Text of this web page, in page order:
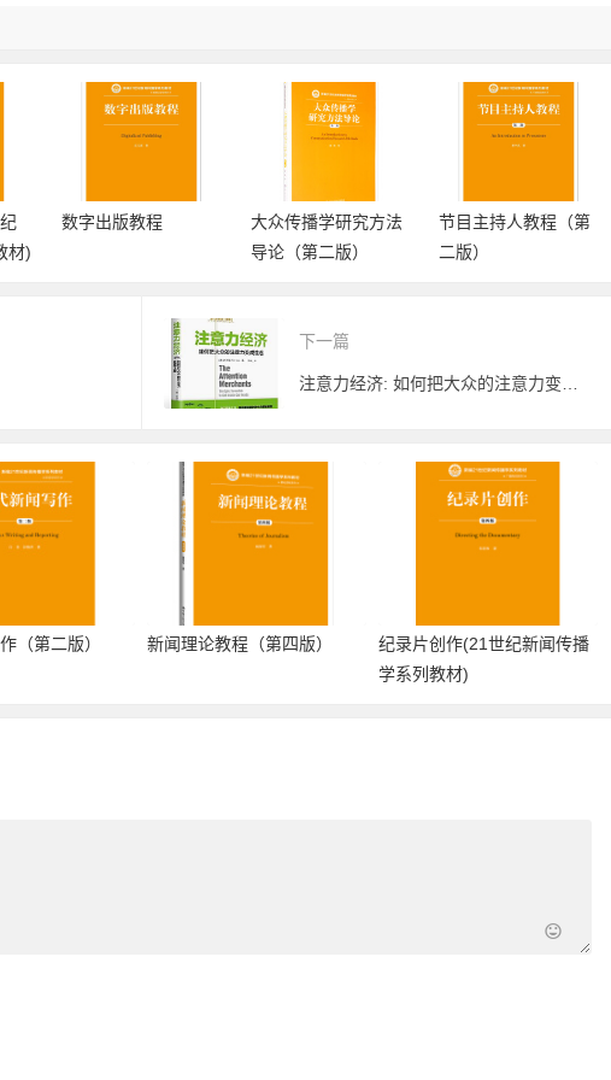
材)
数字出版教程
大众传播学研究方法
导论（第二版）
节目主持人教程（第
二版）
下一篇
（第二版） 新闻理论教程（第四版）
纪录片创作(21世纪新闻传播
学系列教材)